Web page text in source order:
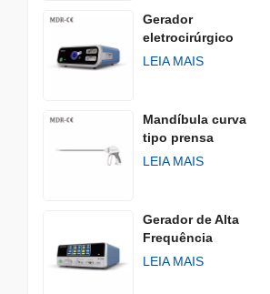
Gerador
eletrocirúrgico
AGISEAL
LEIA MAIS
Mandíbula curva
tipo prensa
LEIA MAIS
Gerador de Alta
Frequência
LEIA MAIS